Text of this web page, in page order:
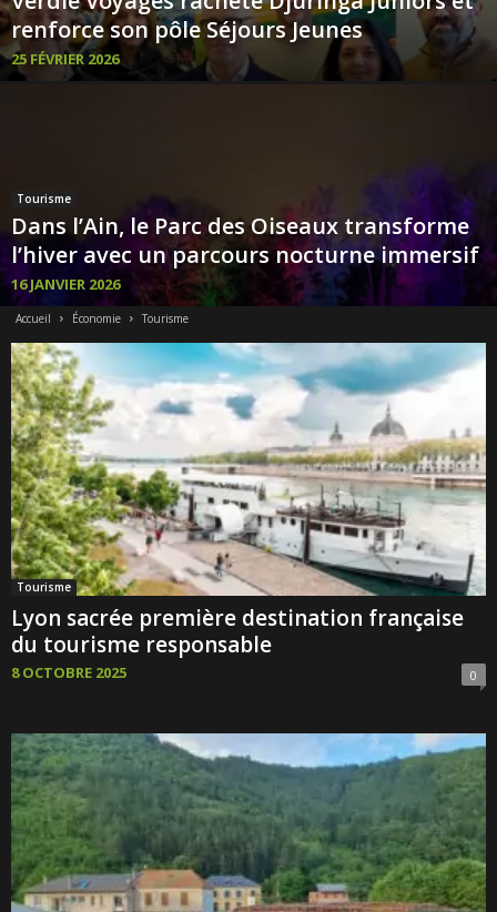
renforce son pôle Séjours Jeunes
25 FÉVRIER 2026
Tourisme
Dans l’Ain, le Parc des Oiseaux transforme
l’hiver avec un parcours nocturne immersif
16 JANVIER 2026
Accueil Économie Tourisme
Tourisme
Lyon sacrée première destination française
du tourisme responsable
8 OCTOBRE 2025 0